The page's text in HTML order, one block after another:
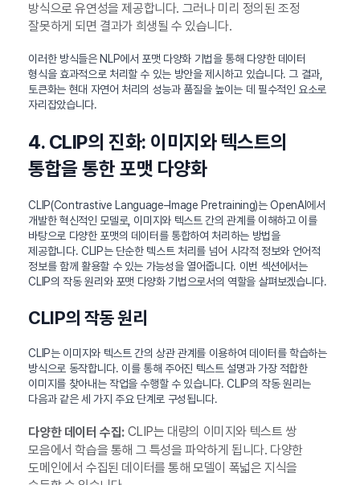
방식으로 유연성을 제공합니다. 그러나 미리 정의된 조정
잘못하게 되면 결과가 희생될 수 있습니다.
이러한 방식들은 NLP에서 포맷 다양화 기법을 통해 다양한 데이터
형식을 효과적으로 처리할 수 있는 방안을 제시하고 있습니다. 그 결과,
토큰화는 현대 자연어 처리의 성능과 품질을 높이는 데 필수적인 요소로
자리잡았습니다.
4. CLIP의 진화: 이미지와 텍스트의
통합을 통한 포맷 다양화
CLIP(Contrastive Language–Image Pretraining)는 OpenAI에서
개발한 혁신적인 모델로, 이미지와 텍스트 간의 관계를 이해하고 이를
바탕으로 다양한 포맷의 데이터를 통합하여 처리하는 방법을
제공합니다. CLIP는 단순한 텍스트 처리를 넘어 시각적 정보와 언어적
정보를 함께 활용할 수 있는 가능성을 열어줍니다. 이번 섹션에서는
CLIP의 작동 원리와 포맷 다양화 기법으로서의 역할을 살펴보겠습니다.
CLIP의 작동 원리
CLIP는 이미지와 텍스트 간의 상관 관계를 이용하여 데이터를 학습하는
방식으로 동작합니다. 이를 통해 주어진 텍스트 설명과 가장 적합한
이미지를 찾아내는 작업을 수행할 수 있습니다. CLIP의 작동 원리는
다음과 같은 세 가지 주요 단계로 구성됩니다.
다양한 데이터 수집:CLIP는 대량의 이미지와 텍스트 쌍
모음에서 학습을 통해 그 특성을 파악하게 됩니다. 다양한
도메인에서 수집된 데이터를 통해 모델이 폭넓은 지식을